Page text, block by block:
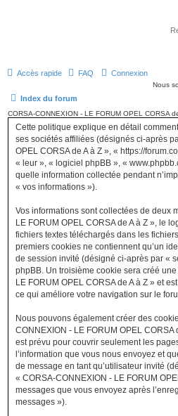
Accès rapide FAQ Connexion
Nous
Index du forum
CORSA-CONNEXION - LE FORUM OPEL CORSA
Cette politique explique en détail
ses sociétés affiliées (désignés ci-après
OPEL CORSA de A à Z », « https://
« leur », « logiciel phpBB », «
quelle information collectée pendant
« vos informations »).
Vos informations sont collectées de deux
LE FORUM OPEL CORSA de A à Z », le
fichiers textes téléchargés dans les
premiers cookies ne contiennent qu’un
de session invité (désigné ci-après par «
phpBB. Un troisième cookie sera créé
LE FORUM OPEL CORSA de A à Z » et
ce qui améliore votre navigation sur le
Nous pouvons également créer des
CONNEXION - LE FORUM OPEL
est prévu pour couvrir seulement les
l’information que vous nous envoyez et
de message en tant qu’utilisateur invité
« CORSA-CONNEXION - LE FORUM
messages que vous envoyez après
messages »).